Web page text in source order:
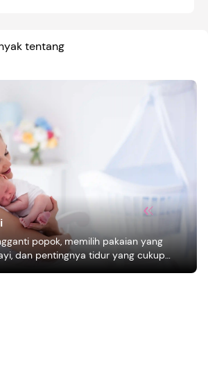
tentang
popok, memilih pakaian yang
dan pentingnya tidur yang cukup